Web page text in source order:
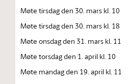
Møte tirsdag den 30. mars kl. 10
Møte tirsdag den 30. mars kl. 18
Møte onsdag den 31. mars kl. 11
Møte torsdag den 1. april kl. 10
Møte mandag den 19. april kl. 11